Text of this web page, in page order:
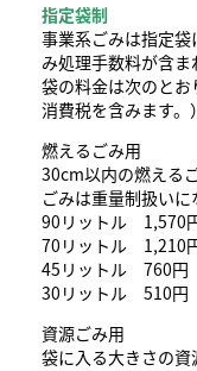
指定袋制
事業系ごみは指定
み処理手数料が含ま
袋の料金は次のと
消費税を含みます。）
燃えるごみ用
30cm以内の燃える
ごみは重量制扱いに
90リットル 1,570
70リットル 1,210
45リットル 760円
30リットル 510円
資源ごみ用
袋に入る大きさの